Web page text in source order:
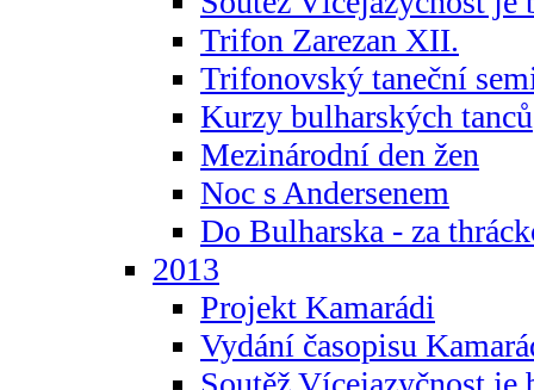
Trifon Zarezan XII.
Trifonovský taneční
Kurzy bulharských tanců
Mezinárodní den žen
Noc s Andersenem
Do Bulharska - za
2013
Projekt Kamarádi
Vydání časopisu